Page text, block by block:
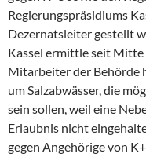
Regierungspräsidiums
Dezernatsleiter gestellt
Kassel ermittle seit Mitte
Mitarbeiter der Behörde
um Salzabwässer, die
sein sollen, weil eine
Erlaubnis nicht
gegen Angehörige von